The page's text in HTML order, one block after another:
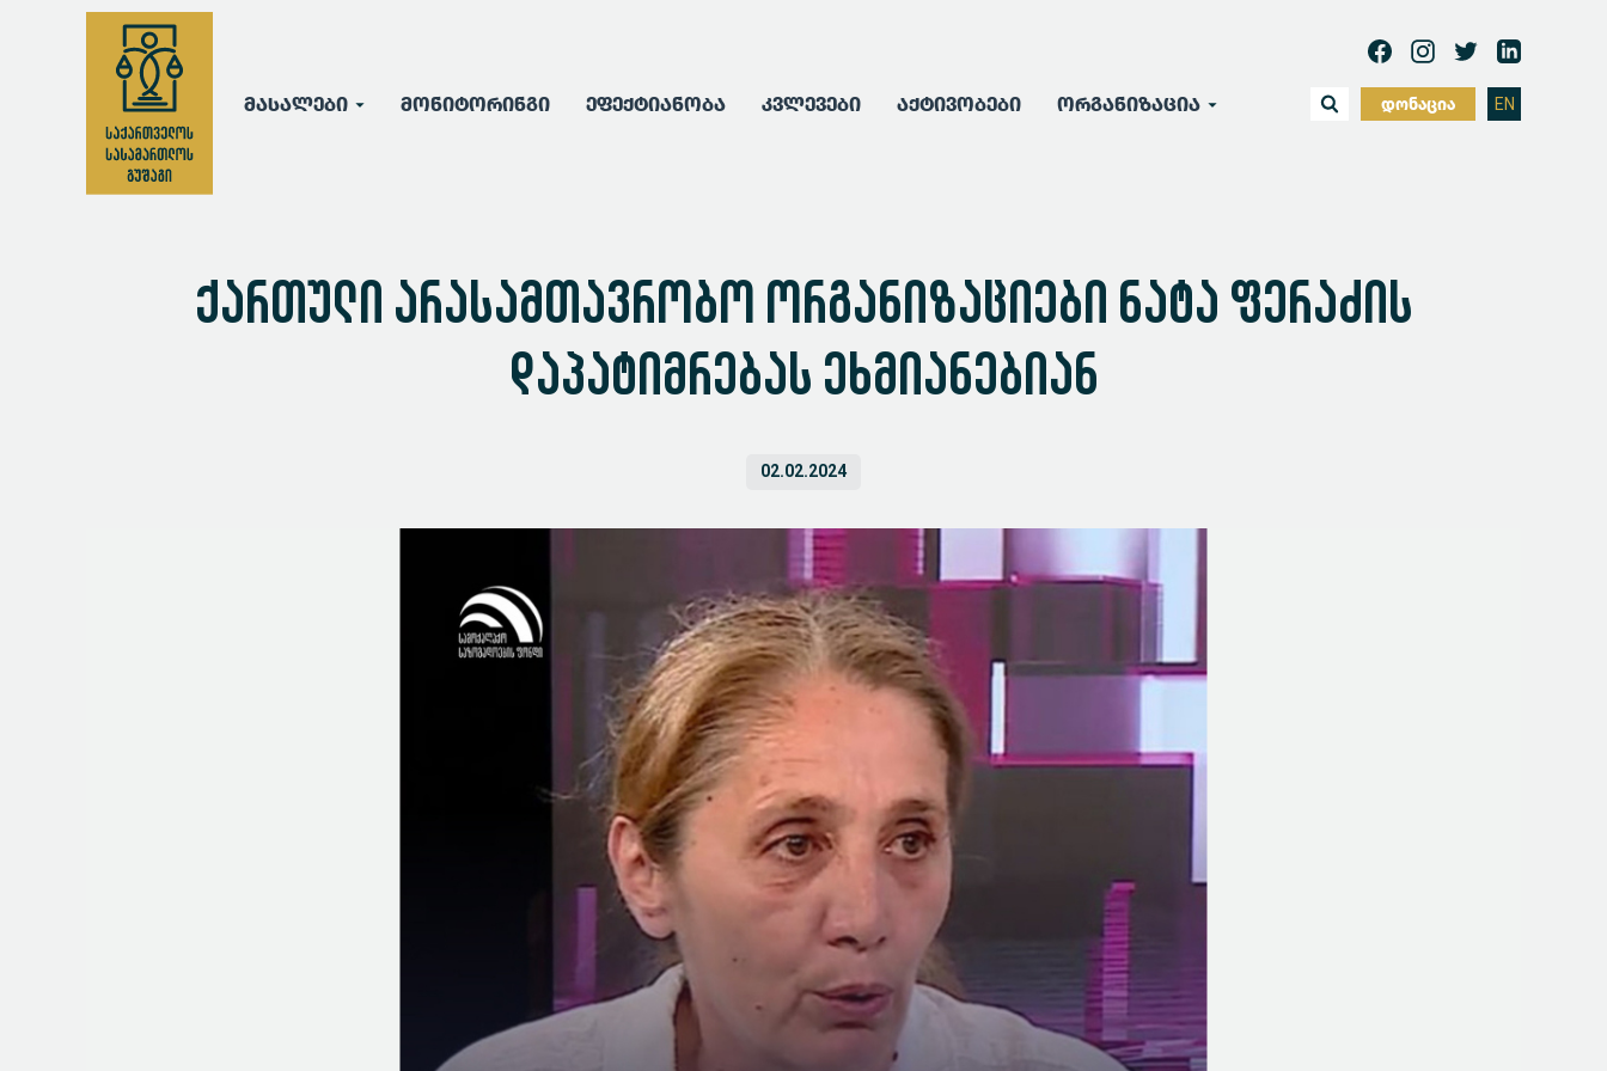
მასალები მონიტორინგი ეფექტიანობა კვლევები აქტივობები ორგანიზაცია დონაცია EN
ქართული არასამთავრობო ორგანიზაციები ნატა ფერაძის
დაპატიმრებას ეხმიანებიან
02.02.2024